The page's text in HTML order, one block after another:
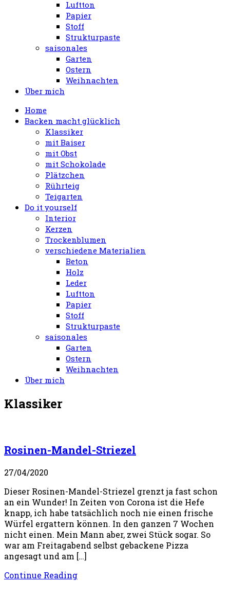
Luftton
Papier
Stoff
Strukturpaste
saisonales
Garten
Ostern
Weihnachten
Über mich
Home
Backen macht glücklich
Klassiker
mit Baiser
mit Obst
mit Schokolade
Plätzchen
Rührteig
Teigarten
Do it yourself
Interior
Kerzen
Trockenblumen
verschiedene Materialien
Beton
Holz
Leder
Luftton
Papier
Stoff
Strukturpaste
saisonales
Garten
Ostern
Weihnachten
Über mich
Klassiker
Rosinen-Mandel-Striezel
27/04/2020
Dieser Rosinen-Mandel-Striezel grenzt ja fast schon
an ein Wunder! In Zeiten von Corona ist die Hefe
knapp, ich habe tatsächlich noch nie einen frische
Würfel ergattern können. In den ganzen 7 Wochen
nicht einen. Mein Mann aber, zwei Stück sogar. So
war am Freitagabend selbst gebackene Pizza
angesagt und am […]
Continue Reading